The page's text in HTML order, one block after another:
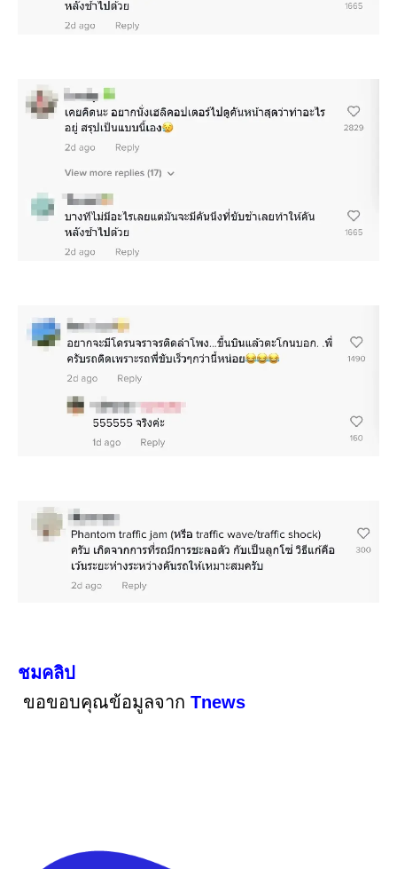
ชมคลิป
ขอขอบคุณข้อมูลจาก Tnews